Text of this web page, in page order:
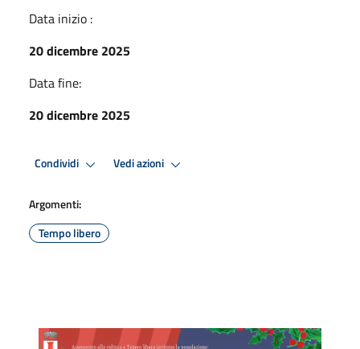
Data inizio :
20 dicembre 2025
Data fine:
20 dicembre 2025
Condividi Vedi azioni
Argomenti:
Tempo libero